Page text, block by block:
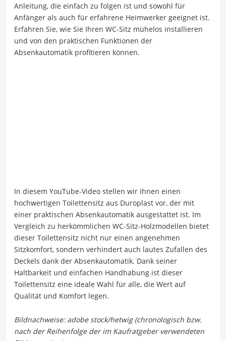
Anleitung, die einfach zu folgen ist und sowohl für
Anfänger als auch für erfahrene Heimwerker geeignet ist.
Erfahren Sie, wie Sie Ihren WC-Sitz mühelos installieren
und von den praktischen Funktionen der
Absenkautomatik profitieren können.
In diesem YouTube-Video stellen wir Ihnen einen
hochwertigen Toilettensitz aus Duroplast vor, der mit
einer praktischen Absenkautomatik ausgestattet ist. Im
Vergleich zu herkömmlichen WC-Sitz-Holzmodellen bietet
dieser Toilettensitz nicht nur einen angenehmen
Sitzkomfort, sondern verhindert auch lautes Zufallen des
Deckels dank der Absenkautomatik. Dank seiner
Haltbarkeit und einfachen Handhabung ist dieser
Toilettensitz eine ideale Wahl für alle, die Wert auf
Qualität und Komfort legen.